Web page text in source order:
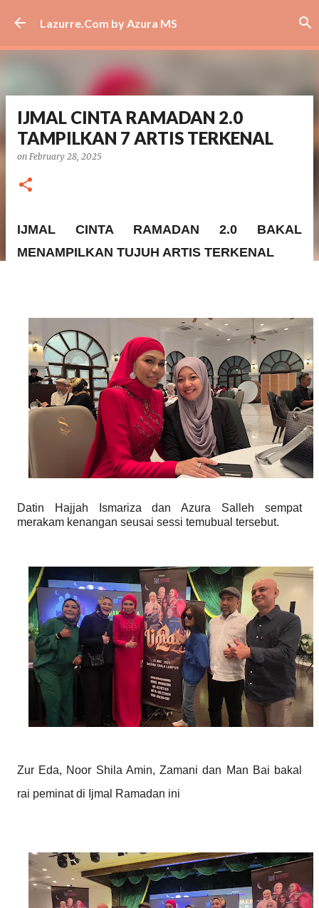
Skip to main content
Lazurre.Com by Azura MS
IJMAL CINTA RAMADAN 2.0
TAMPILKAN 7 ARTIS TERKENAL
on February 28, 2025
IJMAL CINTA RAMADAN 2.0 BAKAL
MENAMPILKAN TUJUH ARTIS TERKENAL
Datin Hajjah Ismariza dan Azura Salleh sempat
merakam kenangan seusai sessi temubual tersebut.
Zur Eda, Noor Shila Amin, Zamani dan Man Bai bakal
rai peminat di Ijmal Ramadan ini